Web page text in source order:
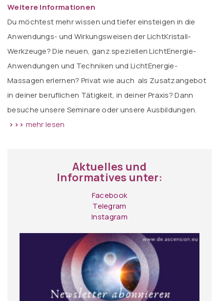
Weitere Informationen
Du möchtest mehr wissen und tiefer einsteigen in die
Anwendungs- und Wirkungsweisen der LichtKristall-
Werkzeuge? Die neuen, ganz speziellen LichtEnergie-
Anwendungen und Techniken und LichtEnergie-
Massagen erlernen? Privat wie auch als Zusatzangebot
in deiner beruflichen Tätigkeit, in deiner Praxis? Dann
besuche unsere Seminare oder unsere Ausbildungen.
>>> mehr lesen
Aktuelles und
Informatives unter:
Facebook
Telegram
Instagram